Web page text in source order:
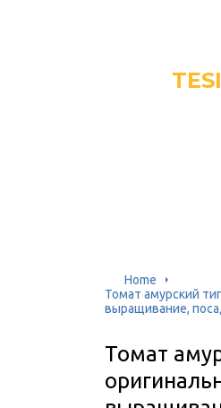
Home
Томат амурский
выращивание,
Томат